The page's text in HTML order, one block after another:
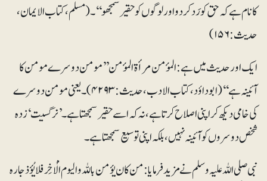
کا نام ہے کہ حق کو رَد کر دو اور لوگوں کو حقیر سمجھو‘‘۔ (مسلم، کتاب الایمان،
حدیث:۱۵۶)
ایک اور حدیث میں ہے:المؤمن مرأۃ المؤمن ’’مومن دوسرے مومن کا
آئینہ ہے‘‘ (ابو داؤد، کتاب الادب، حدیث: ۴۲۹۳)۔ یعنی مومن دوسرے
کی خامی دیکھ کر اپنی اصلاح کرتا ہے، نہ کہ اسے حقیر سمجھتا ہے۔ ’نرگسیت‘ زدہ
شخص دوسروں کو آئینہ نہیں، بلکہ اپنی توسیع سمجھتا ہے۔
نبی صلی اللہ علیہ وسلم نے مزید فرمایا:من کان یؤمن باللہ والیوم الْاٰخِر فلا یُؤذ جارہ